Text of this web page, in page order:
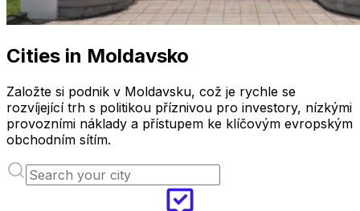
Cities in Moldavsko
Založte si podnik v Moldavsku, což je rychle se
rozvíjející trh s politikou příznivou pro investory, nízkými
provozními náklady a přístupem ke klíčovým evropským
obchodním sítím.